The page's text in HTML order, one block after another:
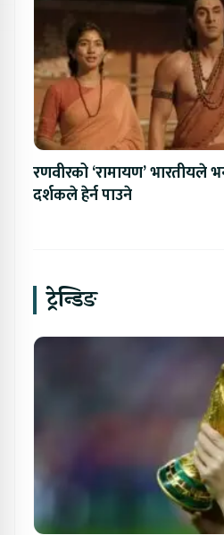
रणवीरको ‘रामायण’ भारतीयले
दर्शकले हेर्न पाउने
ट्रेन्डिङ